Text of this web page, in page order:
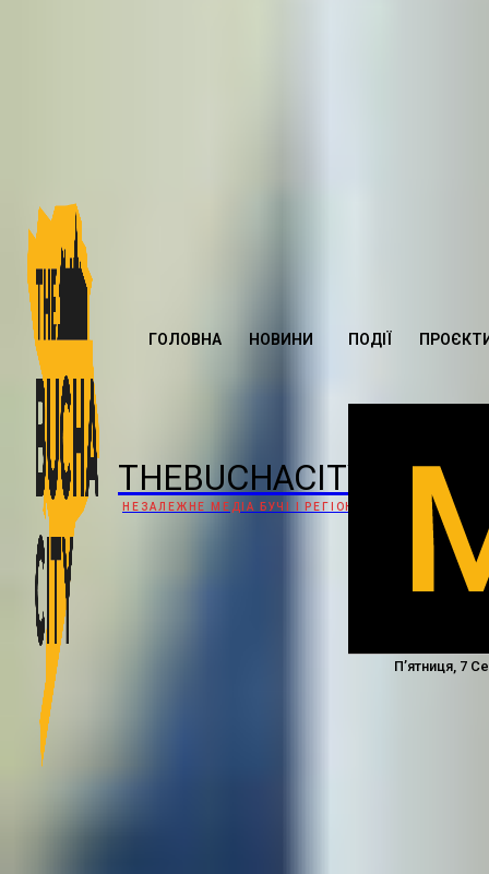
THEBUCHACITY
НЕЗАЛЕЖНЕ МЕДІА БУЧІ І РЕГІОНУ
ГОЛОВНА НОВИНИ ПОДІЇ
П’ятниця, 7